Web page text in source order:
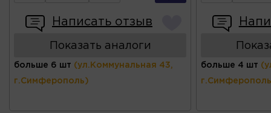
Написать отзыв
Показать аналоги
больше 6 шт (ул.Коммунальная 43,
г.Симферополь)
больше 4 шт